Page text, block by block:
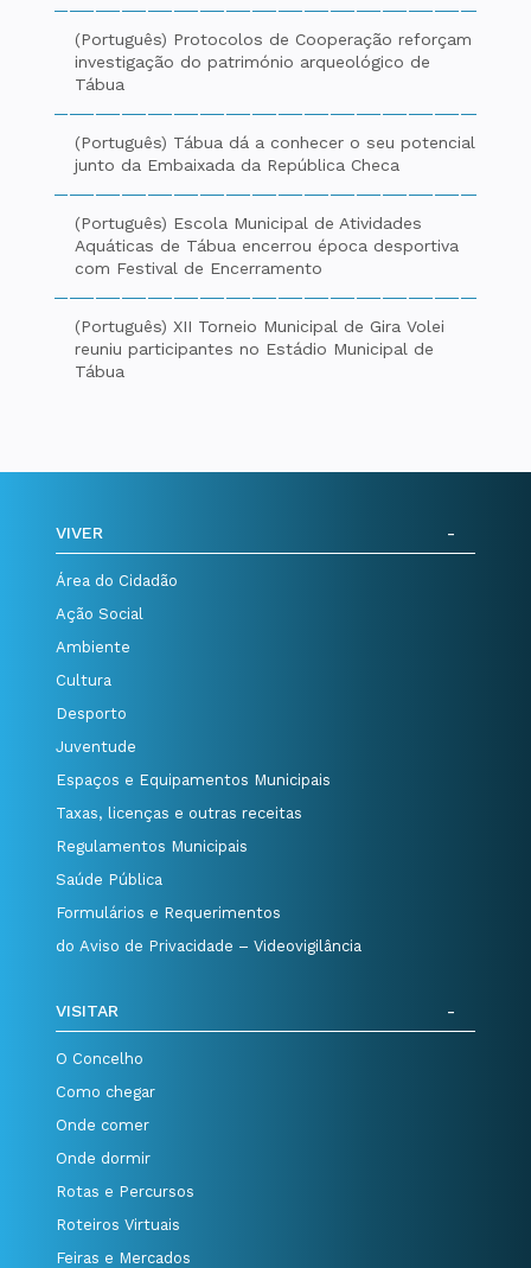
(Português) Protocolos de Cooperação reforçam
investigação do património arqueológico de
Tábua
(Português) Tábua dá a conhecer o seu potencial
junto da Embaixada da República Checa
(Português) Escola Municipal de Atividades
Aquáticas de Tábua encerrou época desportiva
com Festival de Encerramento
(Português) XII Torneio Municipal de Gira Volei
reuniu participantes no Estádio Municipal de
Tábua
VIVER
Área do Cidadão
Ação Social
Ambiente
Cultura
Desporto
Juventude
Espaços e Equipamentos Municipais
Taxas, licenças e outras receitas
Regulamentos Municipais
Saúde Pública
Formulários e Requerimentos
do Aviso de Privacidade – Videovigilância
VISITAR
O Concelho
Como chegar
Onde comer
Onde dormir
Rotas e Percursos
Roteiros Virtuais
Feiras e Mercados